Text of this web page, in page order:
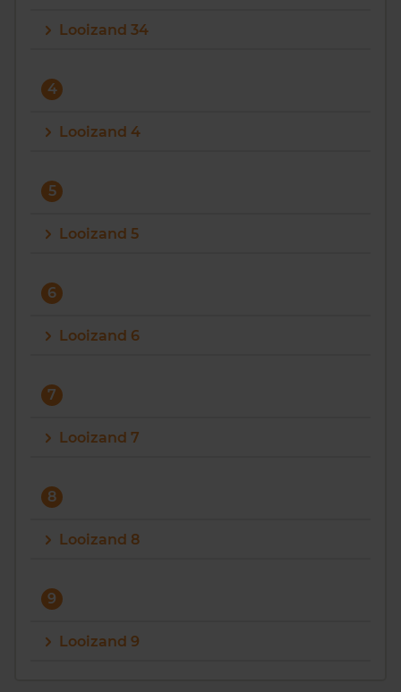
Looizand 34
4
Looizand 4
5
Looizand 5
6
Looizand 6
7
Looizand 7
8
Looizand 8
9
Looizand 9